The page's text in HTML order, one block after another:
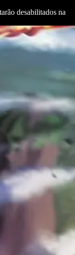
desabilitados na